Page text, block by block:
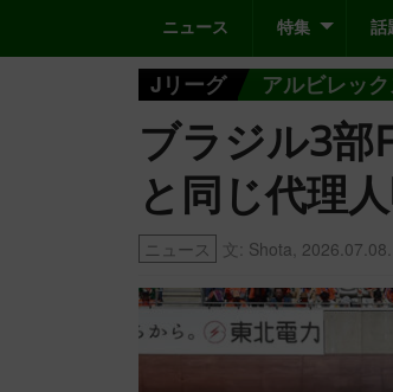
ニュース 特集 話
Jリーグ アルビレッ
ブラジル3部
と同じ代理
ニュース 文: Shota